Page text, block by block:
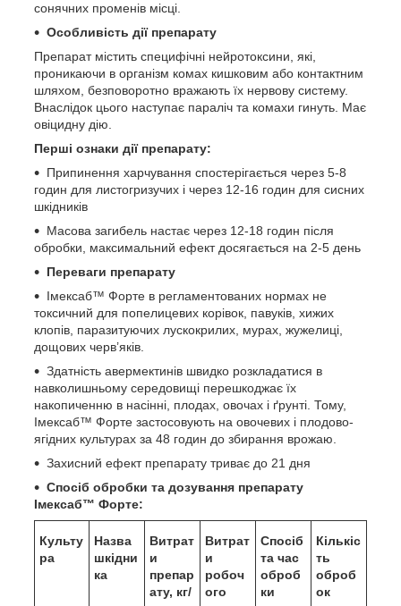
сонячних променів місці.
Особливість дії препарату
Препарат містить специфічні нейротоксини, які,
проникаючи в організм комах кишковим або контактним
шляхом, безповоротно вражають їх нервову систему.
Внаслідок цього наступає параліч та комахи гинуть. Має
овіцидну дію.
Перші ознаки дії препарату:
Припинення харчування спостерігається через 5-8
годин для листогризучих і через 12-16 годин для сисних
шкідників
Масова загибель настає через 12-18 годин після
обробки, максимальний ефект досягається на 2-5 день
Переваги препарату
Імексаб™ Форте в регламентованих нормах не
токсичний для попелицевих корівок, павуків, хижих
клопів, паразитуючих лускокрилих, мурах, жужелиці,
дощових черв’яків.
Здатність авермектинів швидко розкладатися в
навколишньому середовищі перешкоджає їх
накопиченню в насінні, плодах, овочах і ґрунті. Тому,
Імексаб™ Форте застосовують на овочевих і плодово-
ягідних культурах за 48 годин до збирання врожаю.
Захисний ефект препарату триває до 21 дня
Спосіб обробки та дозування препарату
Імексаб™ Форте:
Культу
ра
Назва
шкідни
ка
Витрат
и
препар
ату, кг/
Витрат
и
робоч
ого
Спосіб
та час
оброб
ки
Кількіс
ть
оброб
ок